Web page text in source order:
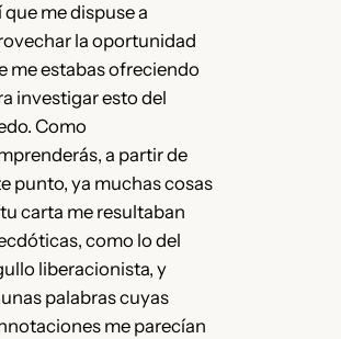
que me dispuse a
la oportunidad
me estabas ofreciendo
investigar esto del
Como
a partir de
punto, ya muchas cosas
carta me resultaban
como lo del
liberacionista, y
palabras cuyas
me parecían